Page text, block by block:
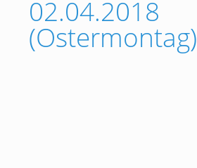
02.04.2018
(Ostermontag)